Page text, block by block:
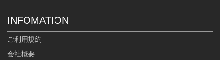
INFOMATION
ご利用規約
会社概要